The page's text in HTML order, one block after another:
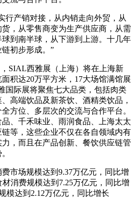
产销对接，从内销走向外贸，从
，从零售商变为生产供应商，从需
到南半球，从下游到上游。十几年
初步形成。”
SIAL西雅展（上海）将在上海新
积达20万平方米，17大场馆满馆展
国际展将聚焦七大品类，包括肉类
高端饮品及新茶饮、酒精类饮品，
方位、多层次的交流与合作平台。
、千禾味业、雨润食品、上海太太
等，这些企业不仅在各自领域内有
，而且在产品创新、餐饮供应链管
场规模达到9.37万亿元，同比增
消费规模达到7.25万亿元，同比增
模达到2.12万亿元，同比增长